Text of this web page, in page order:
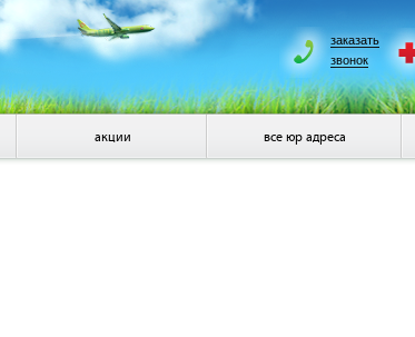
заказать
звонок
акции все юр адреса